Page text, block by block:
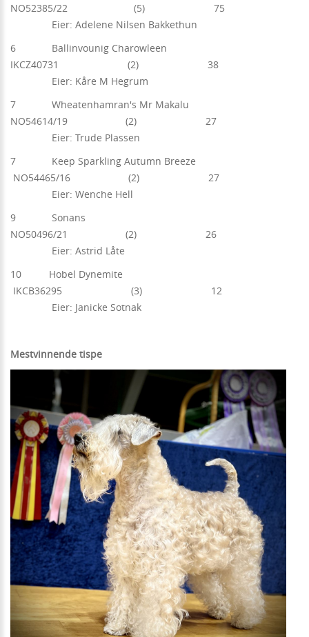
NO52385/22 (5) 75
Eier: Adelene Nilsen Bakkethun
6 Ballinvounig Charowleen
IKCZ40731 (2) 38
Eier: Kåre M Hegrum
7 Wheatenhamran's Mr Makalu
NO54614/19 (2) 27
Eier: Trude Plassen
7 Keep Sparkling Autumn Breeze
NO54465/16 (2) 27
Eier: Wenche Hell
9 Sonans
NO50496/21 (2) 26
Eier: Astrid Låte
10 Hobel Dynemite
IKCB36295 (3) 12
Eier: Janicke Sotnak
Mestvinnende tispe